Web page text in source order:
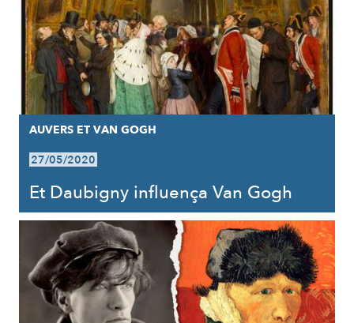
AUVERS ET VAN GOGH
27/05/2020
Et Daubigny influença Van Gogh